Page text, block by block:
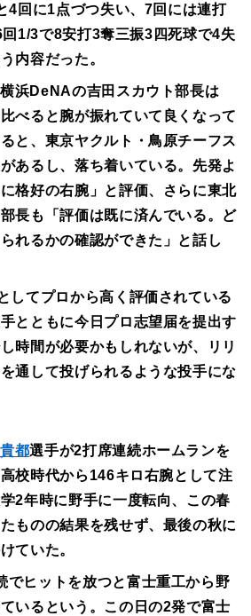
4回に1点づつ失い、7回には連打
1/3で8安打3奪三振3四死球で4失
内容だった。
浜DeNAの吉田スカウト部長は
べると腕が振れていて良くなって
と、東京ヤクルト・鳥原チーフス
あるし、落ち着いている。先発よ
格好の右腕」と評価、さらに東北
長も「評価は既に済んでいる。ど
れるかの確認ができた」と話し
してプロから高く評価されている
とともに今日プロ志望届を提出す
時間が必要かもしれないが、リリ
通して投げられるような投手にな
都選手が2打席連続ホームランを
校時代から146キロ右腕として注
2年時に野手に一度転向、この春
ものの結果を残せず、最後の秋に
ていた。
でヒットを放つと富士重工から野
いるという。この日の2発で富士